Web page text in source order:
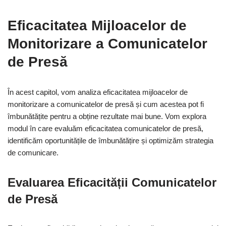
Eficacitatea Mijloacelor de
Monitorizare a Comunicatelor
de Presă
În acest capitol, vom analiza eficacitatea mijloacelor de
monitorizare a comunicatelor de presă și cum acestea pot fi
îmbunătățite pentru a obține rezultate mai bune. Vom explora
modul în care evaluăm eficacitatea comunicatelor de presă,
identificăm oportunitățile de îmbunătățire și optimizăm strategia
de comunicare.
Evaluarea Eficacității Comunicatelor
de Presă